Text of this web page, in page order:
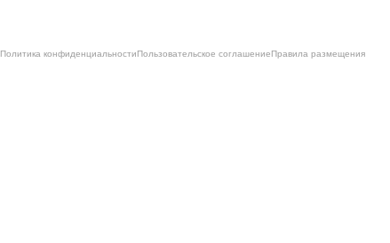
Политика конфиденциальностиПользовательское соглашениеПравила размещения